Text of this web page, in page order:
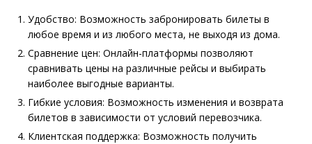
Удобство: Возможность забронировать билеты в
любое время и из любого места, не выходя из дома.
Сравнение цен: Онлайн-платформы позволяют
сравнивать цены на различные рейсы и выбирать
наиболее выгодные варианты.
Гибкие условия: Возможность изменения и возврата
билетов в зависимости от условий перевозчика.
Клиентская поддержка: Возможность получить